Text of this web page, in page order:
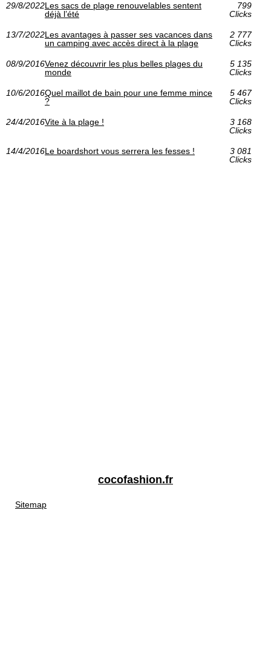
29/8/2022Les sacs de plage renouvelables sentent
déjà l’été
799
Clicks
13/7/2022Les avantages à passer ses vacances dans
un camping avec accès direct à la plage
2 777
Clicks
08/9/2016Venez découvrir les plus belles plages du
monde
5 135
Clicks
10/6/2016Quel maillot de bain pour une femme mince
?
5 467
Clicks
24/4/2016Vite à la plage !
3 168
Clicks
14/4/2016Le boardshort vous serrera les fesses !
3 081
Clicks
cocofashion.fr
Sitemap